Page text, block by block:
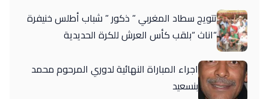
تتويج سطاد المغربي ” ذكور ” شباب أطلس خنيفرة
“اناث “بلقب كأس العرش للكرة الحديدية
اجراء المباراة النهائية لدوري المرحوم محمد
بنسعيد